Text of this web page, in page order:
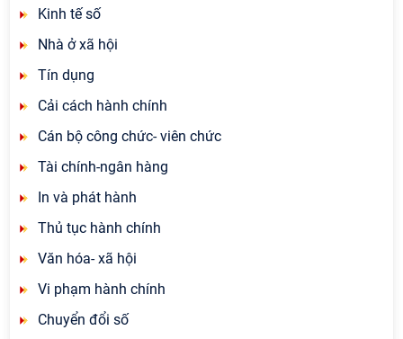
Kinh tế số
Nhà ở xã hội
Tín dụng
Cải cách hành chính
Cán bộ công chức- viên chức
Tài chính-ngân hàng
In và phát hành
Thủ tục hành chính
Văn hóa- xã hội
Vi phạm hành chính
Chuyển đổi số